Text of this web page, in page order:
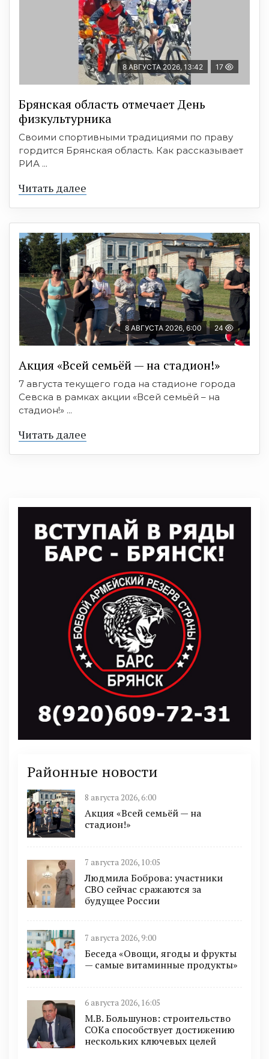
8 АВГУСТА 2026, 13:42 17
Брянская область отмечает День
физкультурника
Своими спортивными традициями по праву
гордится Брянская область. Как рассказывает
РИА ...
Читать далее
8 АВГУСТА 2026, 6:00 24
Акция «Всей семьёй — на стадион!»
7 августа текущего года на стадионе города
Севска в рамках акции «Всей семьёй – на
стадион!» ...
Читать далее
Районные новости
8 августа 2026, 6:00
Акция «Всей семьёй — на
стадион!»
7 августа 2026, 10:05
Людмила Боброва: участники
СВО сейчас сражаются за
будущее России
7 августа 2026, 9:00
Беседа «Овощи, ягоды и фрукты
— самые витаминные продукты»
6 августа 2026, 16:05
М.В. Большунов: строительство
СОКа способствует достижению
нескольких ключевых целей